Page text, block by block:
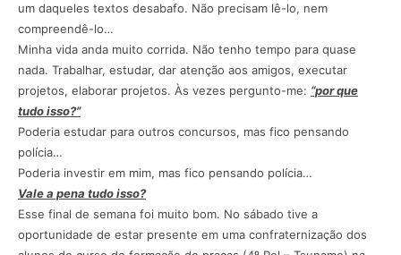
um daqueles textos desabafo. Não precisam lê-lo, nem
compreendê-lo…
Minha vida anda muito corrida. Não tenho tempo para quase
nada. Trabalhar, estudar, dar atenção aos amigos, executar
projetos, elaborar projetos. Às vezes pergunto-me: “por que
tudo isso?”
Poderia estudar para outros concursos, mas fico pensando
polícia…
Poderia investir em mim, mas fico pensando polícia…
Vale a pena tudo isso?
Esse final de semana foi muito bom. No sábado tive a
oportunidade de estar presente em uma confraternização dos